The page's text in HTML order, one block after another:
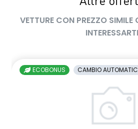
VETTURE CON PREZZO SIMILE
INTERESSARTI
ECOBONUS CAMBIO